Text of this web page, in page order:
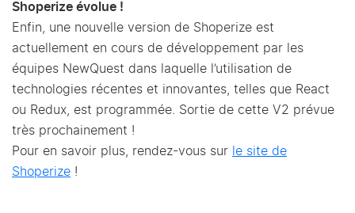
Shoperize évolue !
Enfin, une nouvelle version de Shoperize est
actuellement en cours de développement par les
équipes NewQuest dans laquelle l’utilisation de
technologies récentes et innovantes, telles que React
ou Redux, est programmée. Sortie de cette V2 prévue
très prochainement !
Pour en savoir plus, rendez-vous sur
le site de
Shoperize !